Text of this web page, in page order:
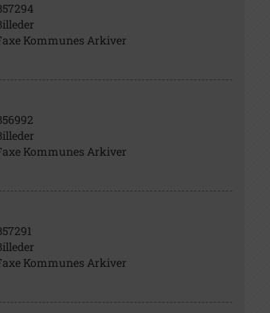
Kommunes Arkiver
Kommunes Arkiver
Kommunes Arkiver